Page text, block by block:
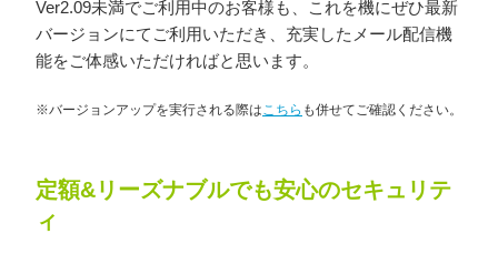
Ver2.09未満でご利用中のお客様も、これを機にぜひ最新
バージョンにてご利用いただき、充実したメール配信機
能をご体感いただければと思います。
※バージョンアップを実行される際はこちら も併せてご確認ください。
定額&リーズナブルでも安心のセキュリテ
ィ